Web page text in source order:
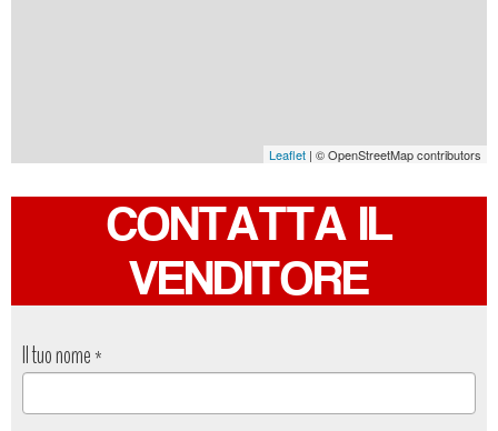
Leaflet | © OpenStreetMap contributors
CONTATTA IL
VENDITORE
Il tuo nome*